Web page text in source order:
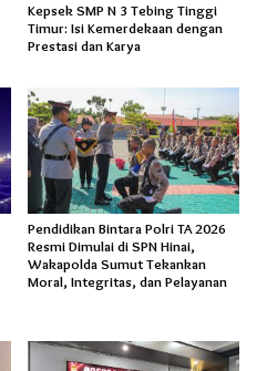
Kepsek SMP N 3 Tebing Tinggi
Timur: Isi Kemerdekaan dengan
Prestasi dan Karya
Pendidikan Bintara Polri TA 2026
Resmi Dimulai di SPN Hinai,
Wakapolda Sumut Tekankan
Moral, Integritas, dan Pelayanan